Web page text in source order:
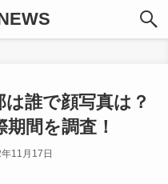
誰で顔写真は？
間を調査！
11月17日